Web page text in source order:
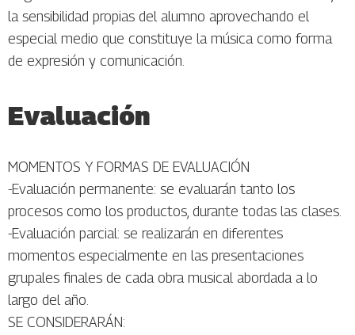
la sensibilidad propias del alumno aprovechando el
especial medio que constituye la música como forma
de expresión y comunicación.
Evaluación
MOMENTOS Y FORMAS DE EVALUACIÓN
-Evaluación permanente: se evaluarán tanto los
procesos como los productos, durante todas las clases.
-Evaluación parcial: se realizarán en diferentes
momentos especialmente en las presentaciones
grupales finales de cada obra musical abordada a lo
largo del año.
SE CONSIDERARÁN: